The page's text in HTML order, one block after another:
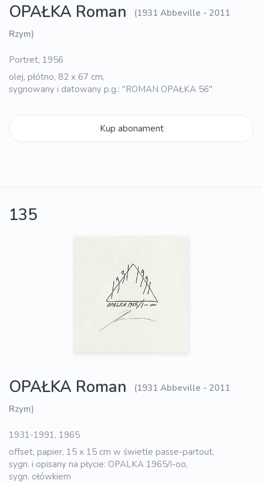
OPAŁKA Roman
(1931 Abbeville - 2011
Rzym)
Portret, 1956
olej, płótno, 82 x 67 cm,
sygnowany i datowany p.g.: "ROMAN OPAŁKA 56"
Kup abonament
135
OPAŁKA Roman
(1931 Abbeville - 2011
Rzym)
1931-1991, 1965
offset, papier, 15 x 15 cm w świetle passe-partout,
sygn. i opisany na płycie: OPALKA 1965/I-oo,
sygn. ołówkiem